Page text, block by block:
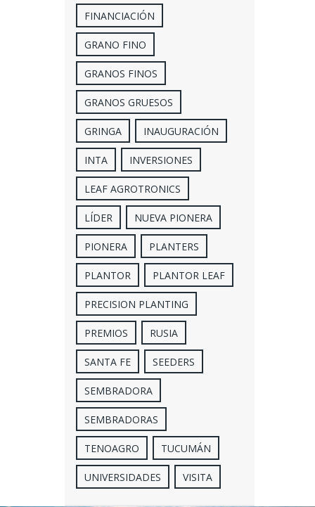
FINANCIACIÓN
GRANO FINO
GRANOS FINOS
GRANOS GRUESOS
GRINGA INAUGURACIÓN
INTA INVERSIONES
LEAF AGROTRONICS
LÍDER NUEVA PIONERA
PIONERA PLANTERS
PLANTOR PLANTOR LEAF
PRECISION PLANTING
PREMIOS RUSIA
SANTA FE SEEDERS
SEMBRADORA
SEMBRADORAS
TENOAGRO TUCUMÁN
UNIVERSIDADES VISITA